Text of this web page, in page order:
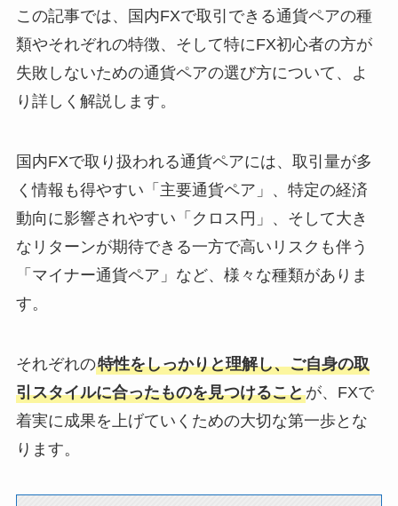
この記事では、国内FXで取引できる通貨ペアの種
類やそれぞれの特徴、そして特にFX初心者の方が
失敗しないための通貨ペアの選び方について、よ
り詳しく解説します。
国内FXで取り扱われる通貨ペアには、取引量が多
く情報も得やすい「主要通貨ペア」、特定の経済
動向に影響されやすい「クロス円」、そして大き
なリターンが期待できる一方で高いリスクも伴う
「マイナー通貨ペア」など、様々な種類がありま
す。
それぞれの特性をしっかりと理解し、ご自身の取
引スタイルに合ったものを見つけることが、FXで
着実に成果を上げていくための大切な第一歩とな
ります。